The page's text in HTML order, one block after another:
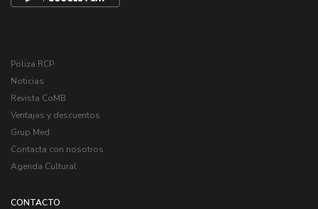
Poliza RCP
Noticias
Revista CoMB
Ventajas y descuentos
Grup Med
Contacta con nosotros
Agenda Cultural
CONTACTO